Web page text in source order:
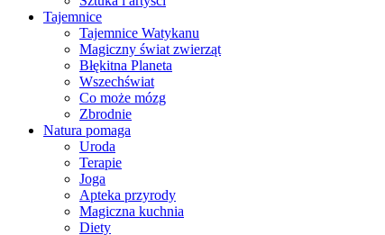
Tajemnice
Tajemnice Watykanu
Magiczny świat zwierząt
Błękitna Planeta
Wszechświat
Co może mózg
Zbrodnie
Natura pomaga
Uroda
Terapie
Joga
Apteka przyrody
Magiczna kuchnia
Diety